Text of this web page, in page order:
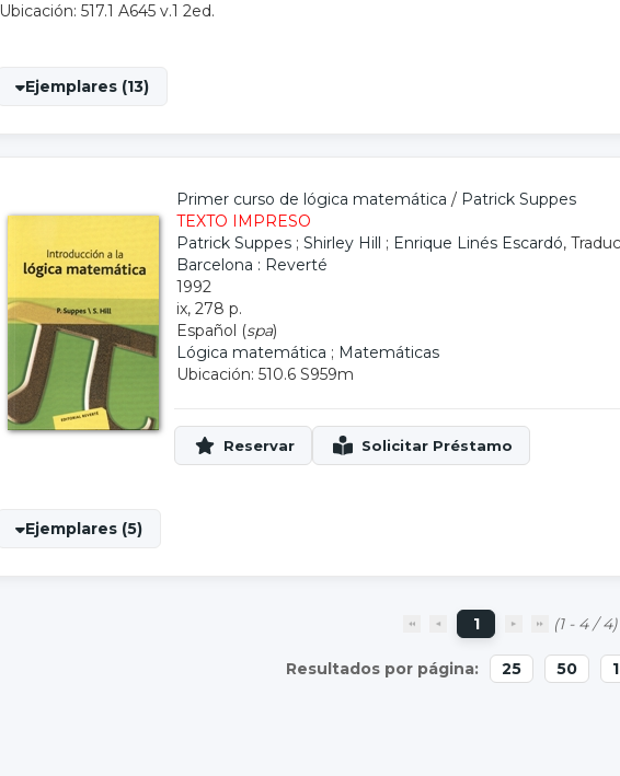
Ubicación: 517.1 A645 v.1 2ed.
Ejemplares (13)
Primer curso de lógica matemática / Patrick Suppes
TEXTO IMPRESO
Patrick Suppes ; Shirley Hill ; Enrique Linés Escardó,
Barcelona : Reverté
1992
ix, 278 p.
Español (spa)
Lógica matemática ; Matemáticas
Ubicación: 510.6 S959m
Ejemplares (5)
1 (1 - 4 / 4)
25 50